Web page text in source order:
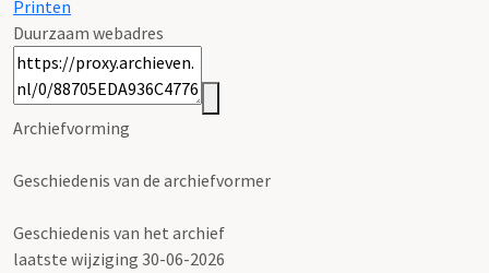
Printen
Duurzaam webadres
Archiefvorming
Geschiedenis van de archiefvormer
Geschiedenis van het archief
laatste wijziging 30-06-2026